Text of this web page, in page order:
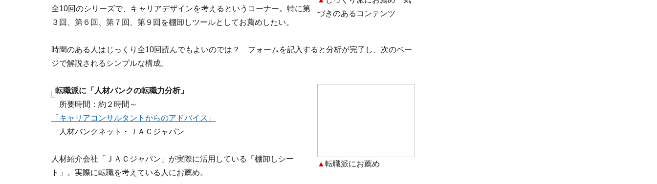
づきのあるコンテンツ
全10回のシリーズで、キャリアデザインを考えるというコーナー。特に第
３回、第６回、第７回、第９回を棚卸しツールとしてお薦めしたい。
時間のある人はじっくり全10回読んでもよいのでは？ フォームを記入すると分析が完了し、次のペー
ジで解説されるシンプルな構成。
▲ 転職派にお薦め
転職派に「人材バンクの転職力分析」
所要時間：約２時間～
「キャリアコンサルタントからのアドバイス」
人材バンクネット・ＪＡＣジャパン
人材紹介会社「ＪＡＣジャパン」が実際に活用している「棚卸しシー
ト」。実際に転職を考えている人にお薦め。